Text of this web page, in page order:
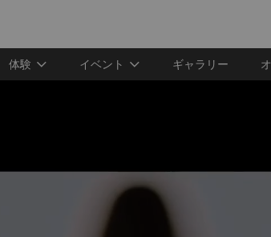
体験 イベント ギャラリー